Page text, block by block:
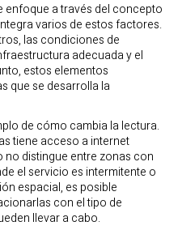
enfoque a través del concepto
varios de estos factores.
las condiciones de
adecuada y el
estos elementos
que se desarrolla la
de cómo cambia la lectura.
tiene acceso a internet
distingue entre zonas con
el servicio es intermitente o
espacial, es posible
con el tipo de
llevar a cabo.